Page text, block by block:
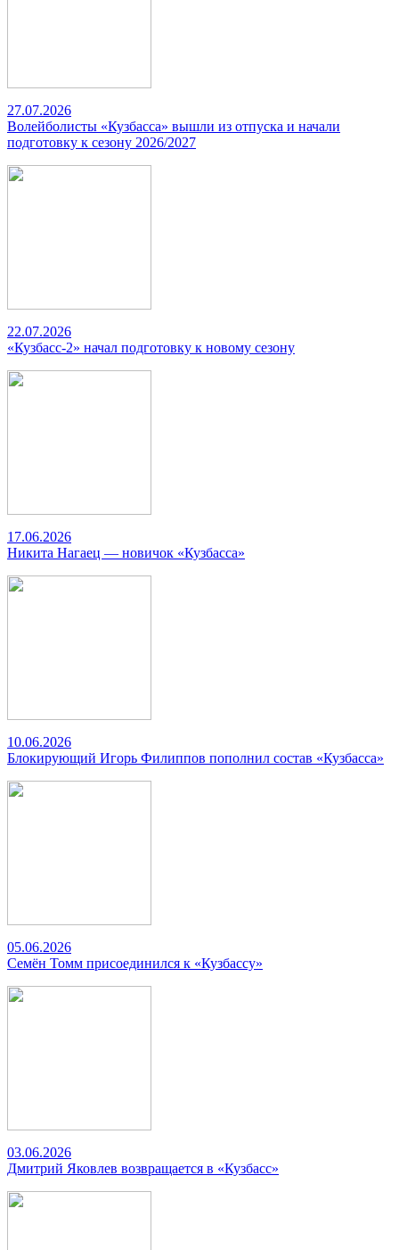
27.07.2026
Волейболисты «Кузбасса» вышли из отпуска и начали
подготовку к сезону 2026/2027
22.07.2026
«Кузбасс-2» начал подготовку к новому сезону
17.06.2026
Никита Нагаец — новичок «Кузбасса»
10.06.2026
Блокирующий Игорь Филиппов пополнил состав «Кузбасса»
05.06.2026
Семён Томм присоединился к «Кузбассу»
03.06.2026
Дмитрий Яковлев возвращается в «Кузбасс»